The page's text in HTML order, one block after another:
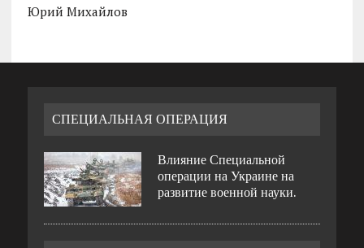
Юрий Михайлов
СПЕЦИАЛЬНАЯ ОПЕРАЦИЯ
Влияние Специальной
операции на Украине на
развитие военной науки.